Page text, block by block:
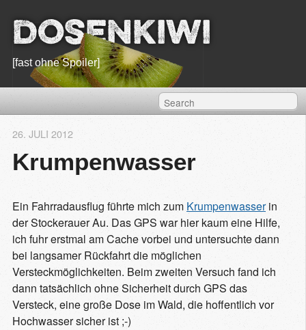
Dosenkiwi
[fast ohne Spoiler]
Krumpenwasser
26. JULI 2012
Ein Fahrradausflug führte mich zum Krumpenwasserin
der Stockerauer Au. Das GPS war hier kaum eine Hilfe,
ich fuhr erstmal am Cache vorbei und untersuchte dann
bei langsamer Rückfahrt die möglichen
Versteckmöglichkeiten. Beim zweiten Versuch fand ich
dann tatsächlich ohne Sicherheit durch GPS das
Versteck, eine große Dose im Wald, die hoffentlich vor
Hochwasser sicher ist ;-)